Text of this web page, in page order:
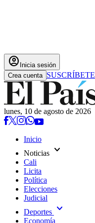
account_circle Inicia sesión
Crea cuenta SUSCRÍBETE
lunes, 10 de agosto de 2026
Inicio
Noticias expand_more
Cali
Licita
Política
Elecciones
Judicial
Deportes expand_more
Economía